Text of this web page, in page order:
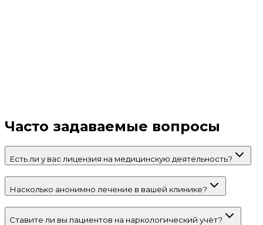
Часто задаваемые вопросы
Есть ли у вас лицензия на медицинскую деятельность?
Насколько анонимно лечение в вашей клинике?
Ставите ли вы пациентов на наркологический учёт?